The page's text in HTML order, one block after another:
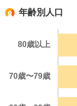
年齢別人口